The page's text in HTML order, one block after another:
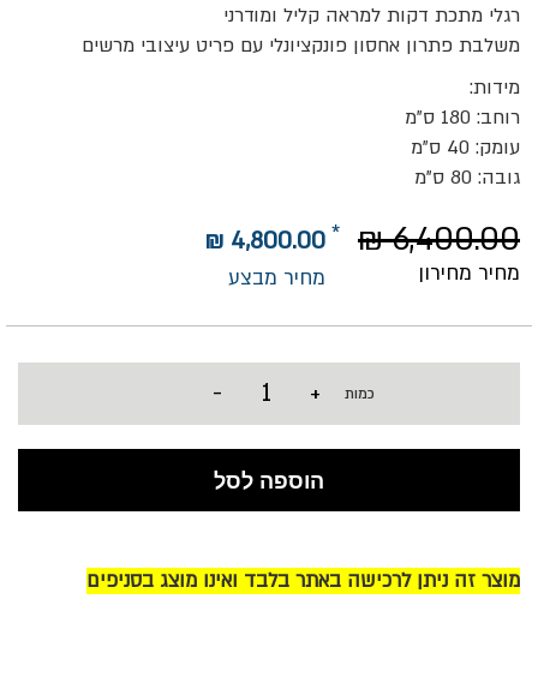
רגלי מתכת דקות למראה קליל ומודרני
משלבת פתרון אחסון פונקציונלי עם פריט עיצובי מרשים
מידות:
רוחב: 180 ס"מ
עומק: 40 ס"מ
גובה: 80 ס"מ
מחיר מבצע
4,800.00 ₪
מחיר מחירון
6,400.00 ₪
כמות +
-
הוספה לסל
מוצר זה ניתן לרכישה באתר בלבד ואינו מוצג בסניפים